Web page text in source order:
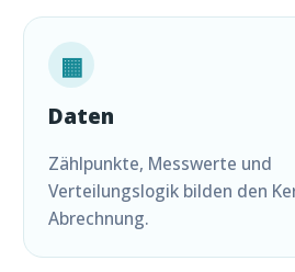
▦
Daten
Zählpunkte, Messwerte und
Verteilungslogik bilden den
Abrechnung.